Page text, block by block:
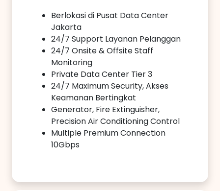
Berlokasi di Pusat Data Center
Jakarta
24/7 Support Layanan Pelanggan
24/7 Onsite & Offsite Staff
Monitoring
Private Data Center Tier 3
24/7 Maximum Security, Akses
Keamanan Bertingkat
Generator, Fire Extinguisher,
Precision Air Conditioning Control
Multiple Premium Connection
10Gbps